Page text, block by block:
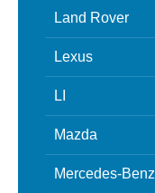
Land Rover
Lexus
LI
Mazda
Mercedes-Benz